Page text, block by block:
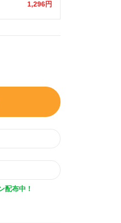
1,296円
配布中！